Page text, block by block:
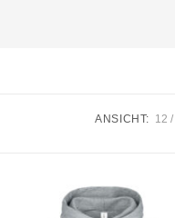
ANSICHT: 12